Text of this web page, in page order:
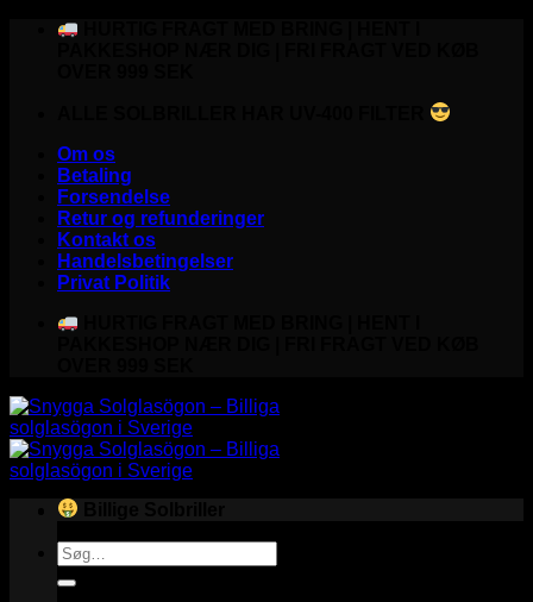
Fortsæt
Om os
Betaling
Forsendelse
Retur og refunderinger
Kontakt os
Handelsbetingelser
Privat Politik
Søg
efter: